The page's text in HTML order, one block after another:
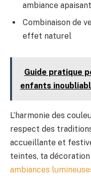
ambiance
Combinaison de
effet naturel
Guide pratique
enfants
L’harmonie des
respect des
accueillante et
teintes, ta
ambiances